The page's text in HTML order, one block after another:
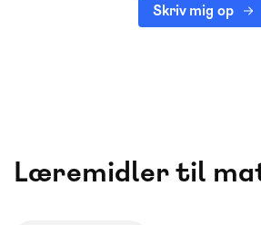
Skriv mig op
Læremidler til